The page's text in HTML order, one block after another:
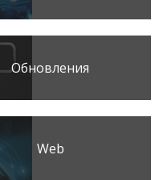
Обновления
Web